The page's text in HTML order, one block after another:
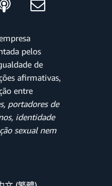
pelos
de
afirmativas,
entre
portadores de
identidade
sexual nem